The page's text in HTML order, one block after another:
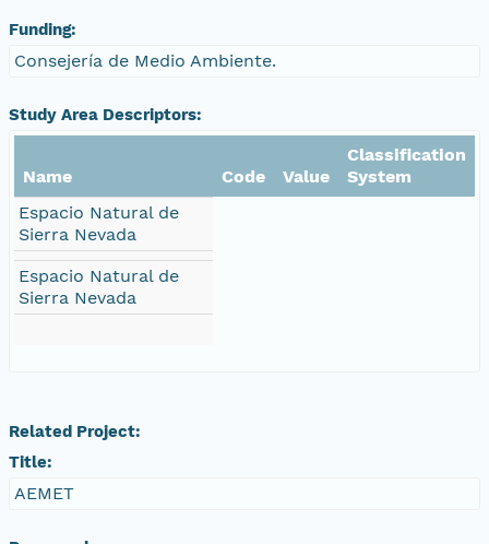
Funding:
Consejería de Medio Ambiente.
Study Area Descriptors:
Name Code Value
Classification
System
Espacio Natural de
Sierra Nevada
Espacio Natural de
Sierra Nevada
Related Project:
Title:
AEMET